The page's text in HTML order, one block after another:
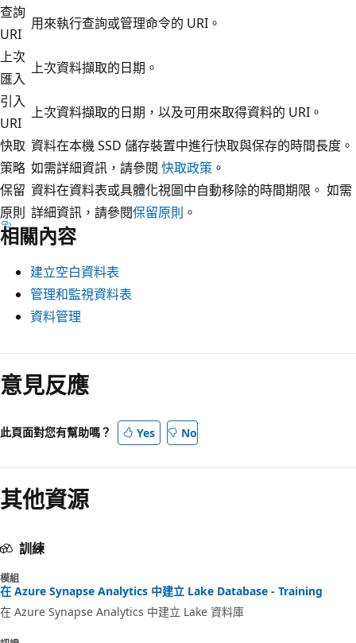
查詢
URI
用來執行查詢或管理命令的 URI。
上次
匯入
上次資料擷取的日期。
引入
URI
上次資料擷取的日期，以及可用來取得資料的 URI。
快取
策略
資料在本機 SSD 儲存裝置中進行快取與保存的時間長度。
如需詳細資訊，請參閱 快取政策 。
保留
原則
資料在資料表或具體化視圖中自動移除的時間期限。 如需
詳細資訊，請參閱保留原則 。
相關內容
建立空白資料表
管理和監視資料表
資料管理
意見反應
此頁面對您有幫助嗎？ Yes No
其他資源
訓練
模組
在 Azure Synapse Analytics 中建立 Lake Database - Training
在 Azure Synapse Analytics 中建立 Lake 資料庫